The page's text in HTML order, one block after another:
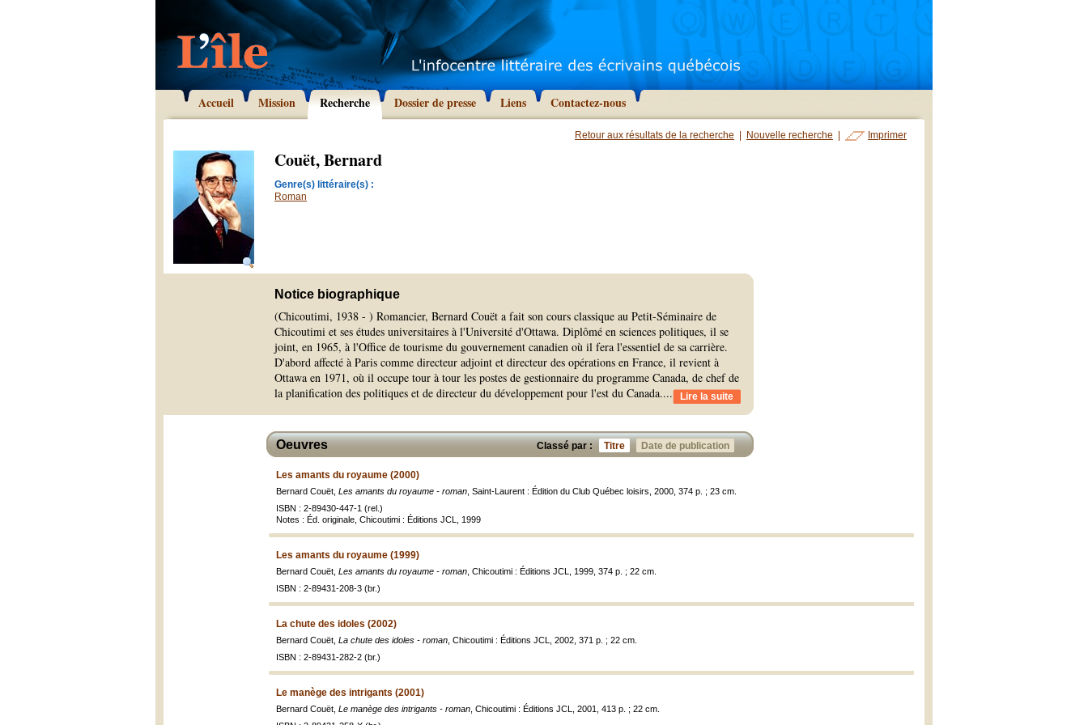
Accueil Mission Recherche Dossier de presse Liens Contactez-nous
Retour aux résultats de la recherche Nouvelle recherche Imprimer
Couët, Bernard
Genre(s) littéraire(s) :
Roman
Notice biographique
(Chicoutimi, 1938 - ) Romancier, Bernard Couët a fait son cours classique au Petit-Séminaire de
Chicoutimi et ses études universitaires à l'Université d'Ottawa. Diplômé en sciences politiques, il se
joint, en 1965, à l'Office de tourisme du gouvernement canadien où il fera l'essentiel de sa carrière.
D'abord affecté à Paris comme directeur adjoint et directeur des opérations en France, il revient à
Ottawa en 1971, où il occupe tour à tour les postes de gestionnaire du programme Canada, de chef de
la planification des politiques et de directeur du développement pour l'est du Canada.... Lire la suite
Classé par : Titre Date de publication
Oeuvres
Les amants du royaume (2000)
Bernard Couët, Les amants du royaume - roman , Saint-Laurent : Édition du Club Québec loisirs, 2000, 374 p. ; 23 cm.
ISBN : 2-89430-447-1 (rel.)
Notes : Éd. originale, Chicoutimi : Éditions JCL, 1999
Les amants du royaume (1999)
Bernard Couët, Les amants du royaume - roman , Chicoutimi : Éditions JCL, 1999, 374 p. ; 22 cm.
ISBN : 2-89431-208-3 (br.)
La chute des idoles (2002)
Bernard Couët, La chute des idoles - roman , Chicoutimi : Éditions JCL, 2002, 371 p. ; 22 cm.
ISBN : 2-89431-282-2 (br.)
Le manège des intrigants (2001)
Bernard Couët, Le manège des intrigants - roman , Chicoutimi : Éditions JCL, 2001, 413 p. ; 22 cm.